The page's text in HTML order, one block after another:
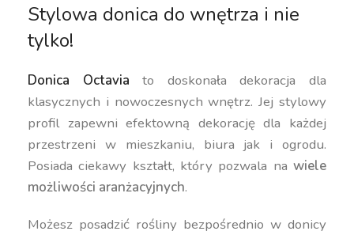
Stylowa donica do wnętrza i nie
tylko!
Donica Octaviato doskonała dekoracja dla
klasycznych i nowoczesnych wnętrz. Jej stylowy
profil zapewni efektowną dekorację dla każdej
przestrzeni w mieszkaniu, biura jak i ogrodu.
Posiada ciekawy kształt, który pozwala na wiele
możliwości aranżacyjnych.
Możesz posadzić rośliny bezpośrednio w donicy